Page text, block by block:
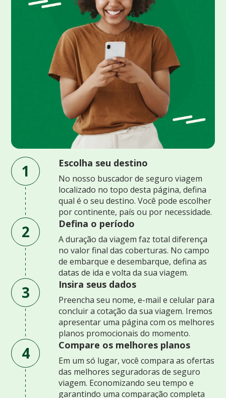
1 Escolha seu destino
No nosso buscador de seguro viagem
localizado no topo desta página, defina
qual é o seu destino. Você pode escolher
por continente, país ou por necessidade.
2 Defina o período
A duração da viagem faz total diferença
no valor final das coberturas. No campo
de embarque e desembarque, defina as
datas de ida e volta da sua viagem.
3 Insira seus dados
Preencha seu nome, e-mail e celular para
concluir a cotação da sua viagem. Iremos
apresentar uma página com os melhores
planos promocionais do momento.
4 Compare os melhores planos
Em um só lugar, você compara as ofertas
das melhores seguradoras de seguro
viagem. Economizando seu tempo e
garantindo uma comparação completa